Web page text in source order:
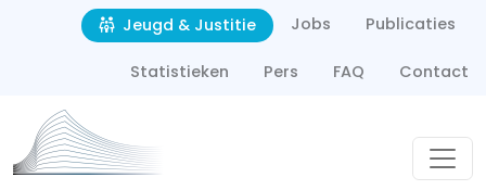
Overslaan en naar de inhoud gaan
Second navigation
Jeugd & Justitie Jobs Publicaties
Statistieken Pers FAQ Contact